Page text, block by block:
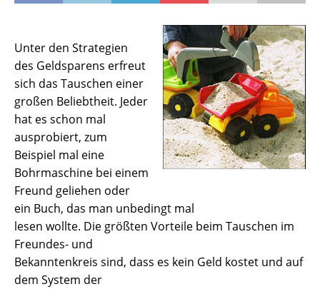
Unter den Strategien
des Geldsparens erfreut
sich das Tauschen einer
großen Beliebtheit. Jeder
hat es schon mal
ausprobiert, zum
Beispiel mal eine
Bohrmaschine bei einem
Freund geliehen oder
ein Buch, das man unbedingt mal
lesen wollte. Die größten Vorteile beim Tauschen im
Freundes- und
Bekanntenkreis sind, dass es kein Geld kostet und auf
dem System der